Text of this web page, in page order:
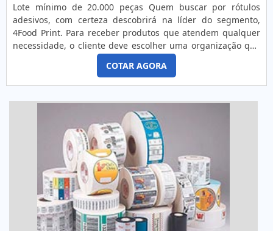
Lote mínimo de 20.000 peças Quem buscar por rótulos
adesivos, com certeza descobrirá na líder do segmento,
4Food Print. Para receber produtos que atendem qualquer
necessidade, o cliente deve escolher uma organização que
se destaque por um bom suporte pré-venda e tenha ampla
experiência no ramo.MAIS DETALHES INTERESSANTES
SOBRE RÓTULOS ADESIVOSQuem precisa de rótulos
COTAR AGORA